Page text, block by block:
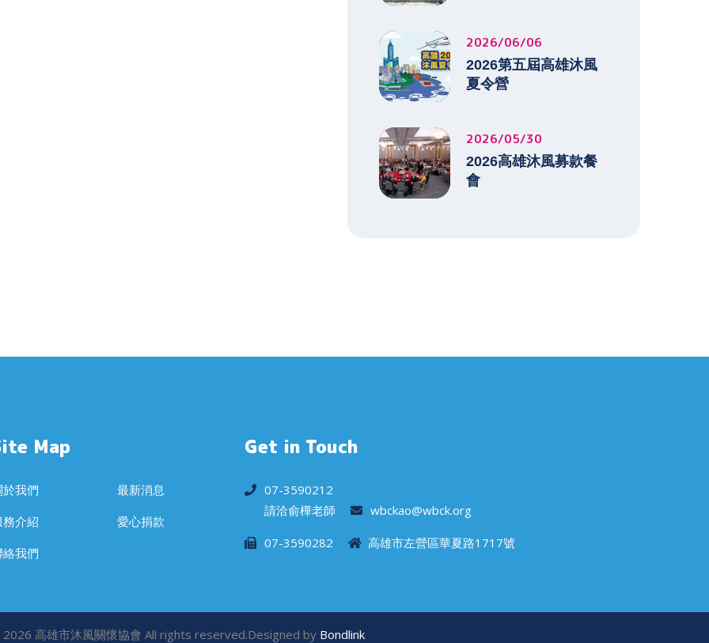
2026/06/06
2026第五屆高雄沐風
夏令營
2026/05/30
2026高雄沐風募款餐
會
Map
於我們
最新消息
務介紹
愛心捐款
絡我們
Get in Touch
07-3590212
請洽俞樺老師
wbckao@wbck.org
07-3590282 高雄市左營區華夏路1717號
高雄市沐風關懷協會 All rights reserved.Designed by Bondlink